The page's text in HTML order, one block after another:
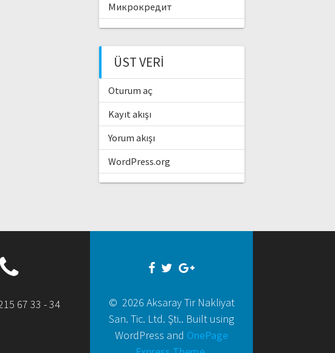
Микрокредит
ÜST VERI
Oturum aç
Kayıt akışı
Yorum akışı
WordPress.org
67 33 - 34
© 2026 Aksaray Tir Nakliyat
San. Tic. Ltd. Şti.. Built using
WordPress and OnePage